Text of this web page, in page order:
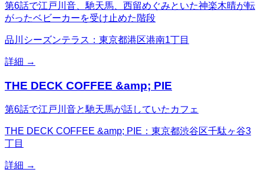
第6話で江戸川音、馳天馬、西留めぐみといた神楽木晴が転
がったベビーカーを受け止めた階段
品川シーズンテラス：東京都港区港南1丁目
詳細 →
THE DECK COFFEE &amp; PIE
第6話で江戸川音と馳天馬が話していたカフェ
THE DECK COFFEE &amp; PIE：東京都渋谷区千駄ヶ谷3
丁目
詳細 →